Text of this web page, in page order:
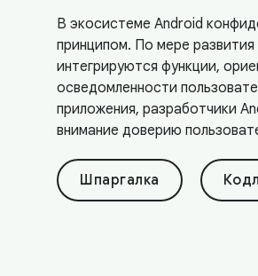
В экосистеме Android
принципом. По мере
интегрируются функции,
осведомленности
приложения, разработчики
внимание доверию
Шпаргалка